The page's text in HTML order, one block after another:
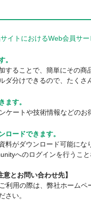
イトにおけるWeb会員サ
。
することで、簡単にその商
ダ分けできるので、たくさ
ます。
ケートや技術情報などのお
ロードできます。
がダウンロード可能にな
へのログインを行うこ
とお問い合わせ先】
利用の際は、弊社ホーム
さい。